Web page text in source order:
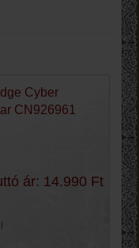
Cyber
CN926961
ár: 14.990 Ft